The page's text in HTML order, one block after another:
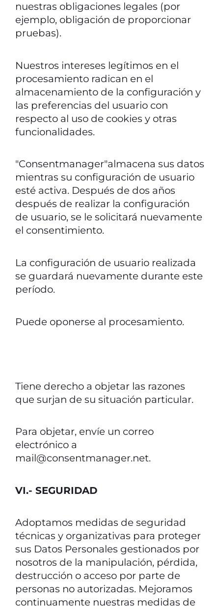
nuestras obligaciones legales (por
ejemplo, obligación de proporcionar
pruebas).
Nuestros intereses legítimos en el
procesamiento radican en el
almacenamiento de la configuración y
las preferencias del usuario con
respecto al uso de cookies y otras
funcionalidades.
"Consentmanager"almacena sus datos
mientras su configuración de usuario
esté activa. Después de dos años
después de realizar la configuración
de usuario, se le solicitará nuevamente
el consentimiento.
La configuración de usuario realizada
se guardará nuevamente durante este
período.
Puede oponerse al procesamiento.
Tiene derecho a objetar las razones
que surjan de su situación particular.
Para objetar, envíe un correo
electrónico a
mail@consentmanager.net.
VI.- SEGURIDAD
Adoptamos medidas de seguridad
técnicas y organizativas para proteger
sus Datos Personales gestionados por
nosotros de la manipulación, pérdida,
destrucción o acceso por parte de
personas no autorizadas. Mejoramos
continuamente nuestras medidas de